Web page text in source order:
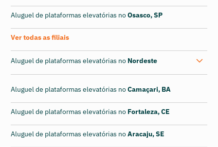
Aluguel de plataformas elevatórias noOsasco, SP
Ver todas as filiais
Aluguel de plataformas elevatórias no Nordeste
Aluguel de plataformas elevatórias noCamaçari, BA
Aluguel de plataformas elevatórias no Fortaleza, CE
Aluguel de plataformas elevatórias noAracaju, SE